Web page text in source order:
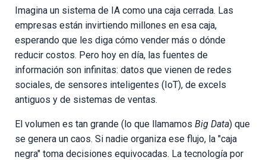
Imagina un sistema de IA como una caja cerrada. Las
empresas están invirtiendo millones en esa caja,
esperando que les diga cómo vender más o dónde
reducir costos. Pero hoy en día, las fuentes de
información son infinitas: datos que vienen de redes
sociales, de sensores inteligentes (IoT), de excels
antiguos y de sistemas de ventas.
El volumen es tan grande (lo que llamamos Big Data) que
se genera un caos. Si nadie organiza ese flujo, la "caja
negra" toma decisiones equivocadas. La tecnología por